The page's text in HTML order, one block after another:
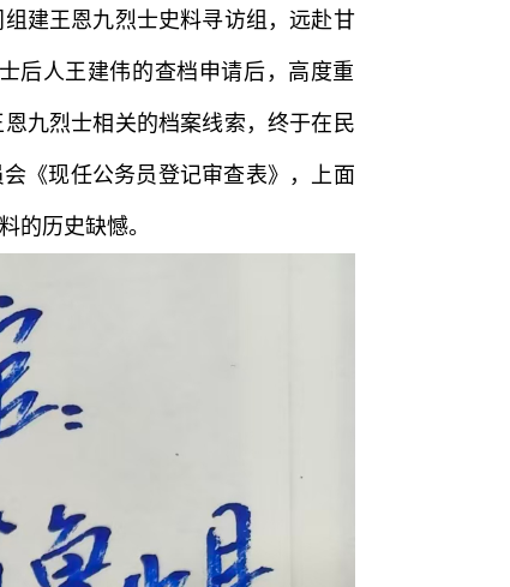
建王恩九烈士史料寻访组，远赴甘
后人王建伟的查档申请后，高度重
九烈士相关的档案线索，终于在民
《现任公务员登记审查表》，上面
的历史缺憾。